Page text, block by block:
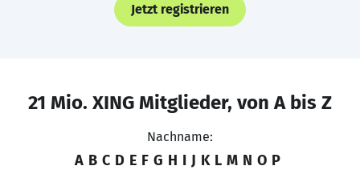
Jetzt registrieren
21 Mio. XING Mitglieder, von A bis Z
Nachname:
A B C D E F G H I J K L M N O P